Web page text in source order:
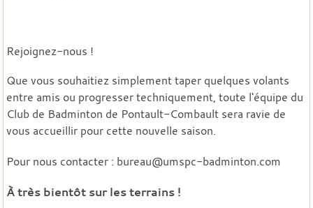
Rejoignez-nous !
Que vous souhaitiez simplement taper quelques volants
entre amis ou progresser techniquement, toute l'équipe du
Club de Badminton de Pontault-Combault sera ravie de
vous accueillir pour cette nouvelle saison.
Pour nous contacter : bureau@umspc-badminton.com
À très bientôt sur les terrains !